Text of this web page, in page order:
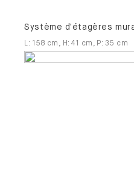
Système d'étagères
L: 158 cm , H :41 cm , P: 35 cm